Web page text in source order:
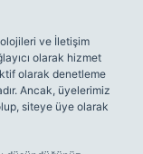
ve İletişim
olarak hizmet
olarak denetleme
Ancak, üyelerimiz
siteye üye olarak